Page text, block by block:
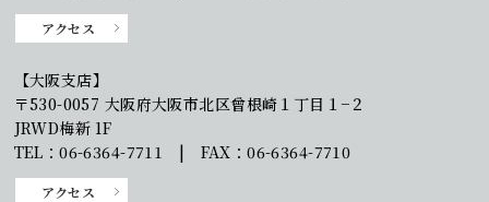
アクセス
【大阪支店】
〒530-0057 大阪府大阪市北区曾根崎１丁目１−２
JRWD梅新 1F
TEL：06-6364-7711 | FAX：06-6364-7710
アクセス